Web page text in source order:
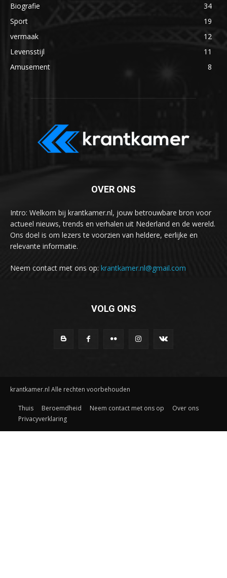
Biografie
34
Sport
19
vermaak
12
Levensstijl
11
Amusement
8
OVER ONS
Intro: Welkom bij krantkamer.nl, jouw betrouwbare bron voor
actueel nieuws, trends en verhalen uit Nederland en de wereld.
Ons doel is om lezers te voorzien van heldere, eerlijke en
relevante informatie.
Neem contact met ons op: krantkamer.nl@gmail.com
VOLG ONS
krantkamer.nl Alle rechten voorbehouden
Thuis Beroemdheid Neem contact met ons op
Over ons
Privacyverklaring